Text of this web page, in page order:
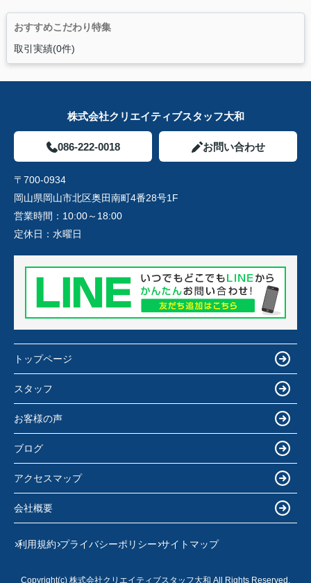
おすすめこだわり特集
取引実績(0件)
株式会社クリエイティブスタッフ大和
086-222-0018 お問い合わせ
〒700-0934
岡山県岡山市北区奥田南町4番28号1F
営業時間： 10:00～18:00
定休日： 水曜日
トップページ
スタッフ
お客様の声
ブログ
アクセスマップ
会社概要
利用規約 プライバシーポリシー サイトマップ
Copyright(c) 株式会社クリエイティブスタッフ大和 All Rights Reserved.